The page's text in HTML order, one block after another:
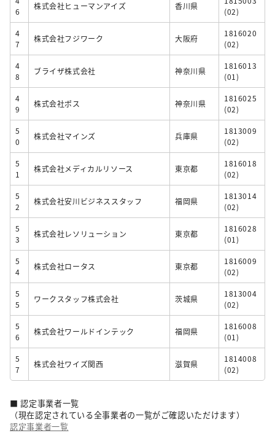
6
株式会社ヒューマンアイズ 香川県
(02)
4
7
株式会社フジワーク 大阪府
1816020
(02)
4
8
ブライザ株式会社 神奈川県
1816013
(01)
4
9
株式会社ポス 神奈川県
1816025
(02)
5
0
株式会社マインズ 兵庫県
1813009
(02)
5
1
株式会社メディカルリソース 東京都
1816018
(02)
5
2
株式会社安川ビジネススタッフ 福岡県
1813014
(02)
5
3
株式会社レソリューション 東京都
1816028
(01)
5
4
株式会社ロータス 東京都
1816009
(02)
5
5
ワークスタッフ株式会社 茨城県
1813004
(02)
5
6
株式会社ワールドインテック 福岡県
1816008
(01)
5
7
株式会社ワイズ関西 滋賀県
1814008
(02)
■ 認定事業者一覧
（現在認定されている全事業者の一覧がご確認いただけます）
認定事業者一覧